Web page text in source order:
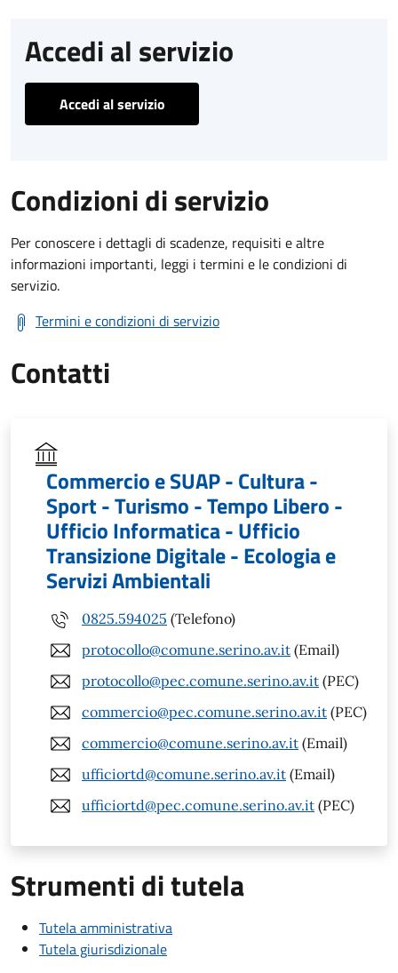
Accedi al servizio
Accedi al servizio
Condizioni di servizio
Per conoscere i dettagli di scadenze, requisiti e altre
informazioni importanti, leggi i termini e le condizioni di
servizio.
Termini e condizioni di servizio
Contatti
Commercio e SUAP - Cultura -
Sport - Turismo - Tempo Libero -
Ufficio Informatica - Ufficio
Transizione Digitale - Ecologia e
Servizi Ambientali
0825.594025 (Telefono)
protocollo@comune.serino.av.it (Email)
protocollo@pec.comune.serino.av.it (PEC)
commercio@pec.comune.serino.av.it (PEC)
commercio@comune.serino.av.it (Email)
ufficiortd@comune.serino.av.it (Email)
ufficiortd@pec.comune.serino.av.it (PEC)
Strumenti di tutela
Tutela amministrativa
Tutela giurisdizionale